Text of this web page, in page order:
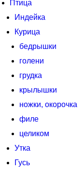
Птица
Индейка
Курица
бедрышки
голени
грудка
крылышки
ножки, окорочка
филе
целиком
Утка
Гусь